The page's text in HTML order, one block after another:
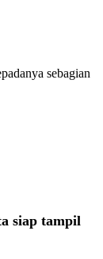
sebagian
siap tampil